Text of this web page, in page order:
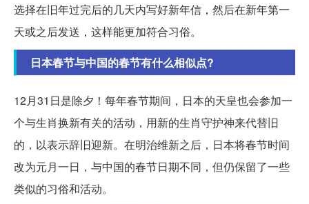
选择在旧年过完后的几天内写好新年信，然后在新年第一
天或之后发送，这样能更加符合习俗。
日本春节与中国的春节有什么相似点?
12月31日是除夕！每年春节期间，日本的天皇也会参加一
个与生肖换新有关的活动，用新的生肖守护神来代替旧
的，以表示辞旧迎新。在明治维新之后，日本将春节时间
改为元月一日，与中国的春节日期不同，但仍保留了一些
类似的习俗和活动。